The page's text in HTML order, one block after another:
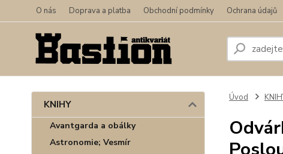
O nás Doprava a platba Obchodní podmínky Ochrana údajů
KNIHY
Avantgarda a obálky
Astronomie; Vesmír
Úvod